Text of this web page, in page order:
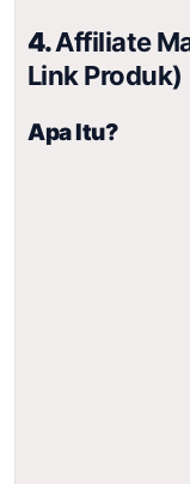
4.Affiliate
Link Produk)
Apa Itu?